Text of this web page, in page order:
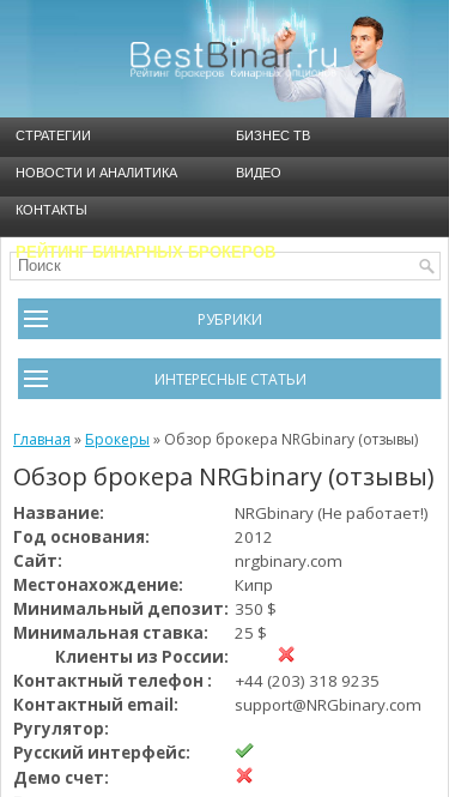
СТРАТЕГИИ БИЗНЕС ТВ
НОВОСТИ И АНАЛИТИКА ВИДЕО
КОНТАКТЫ
РЕЙТИНГ БИНАРНЫХ БРОКЕРОВ
РУБРИКИ
Брокеры
Видео
Инструменты
Новости и Аналитика
Общая информация
Определения
Опционы для начинающих
Стратегии
Торговля Kриптовалютой
ИНТЕРЕСНЫЕ СТАТЬИ
Черный список брокеров
Cтратегия Мартингейл
Ошибки в бинарном трейдинге
Психологии трейдинга
Отзывы о бинарных опционах
Стратегии бинарных опционов
Добавить брокера в рейтинг
Главная »Брокеры » Обзор брокера NRGbinary (отзывы)
Обзор брокера NRGbinary (отзывы)
Название:
NRGbinary (Не работает!)
Год основания:
2012
Сайт:
nrgbinary.com
Местонахождение:
Кипр
Минимальный депозит: 350 $
Минимальная ставка:
25 $
Клиенты из России:
Контактный телефон :
+44 (203) 318 9235
Контактный email:
support@NRGbinary.com
Ругулятор:
Русский интерфейс:
Демо счет: